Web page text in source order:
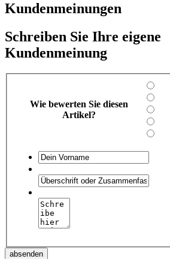
Kundenmeinungen
Schreiben Sie Ihre eigene
Kundenmeinung
Wie bewerten Sie diesen
Artikel?
absenden